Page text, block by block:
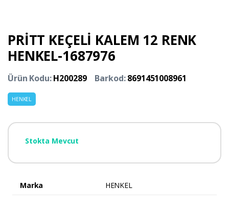
PRİTT KEÇELİ KALEM 12 RENK
HENKEL-1687976
Ürün Kodu:H200289 Barkod:8691451008961
HENKEL
Stokta Mevcut
Marka HENKEL